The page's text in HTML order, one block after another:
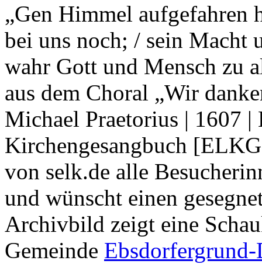
„Gen Himmel aufgefahren
bei uns noch; / sein Macht
wahr Gott und Mensch zu
aus dem Choral „Wir
Michael Praetorius | 1607
Kirchengesangbuch
von selk.de alle
und wünscht einen
Archivbild zeigt eine
Gemeinde Ebsdorfergrund-